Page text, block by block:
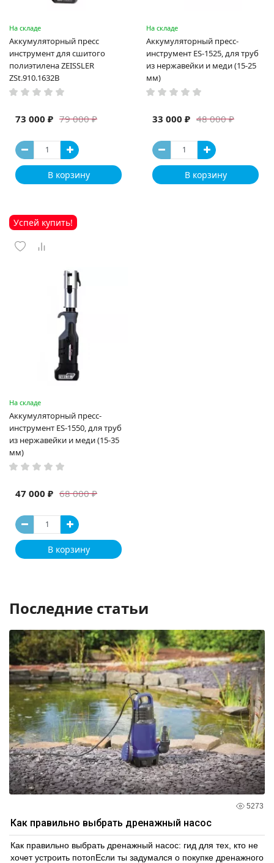
На складе
Аккумуляторный пресс
инструмент для сшитого
полиэтилена ZEISSLER
ZSt.910.1632B
79 000 ₽
73 000 ₽
В корзину
На складе
Аккумуляторный пресс-
инструмент ES-1525, для труб
из нержавейки и меди (15-25
мм)
48 000 ₽
33 000 ₽
В корзину
Успей купить!
На складе
Аккумуляторный пресс-
инструмент ES-1550, для труб
из нержавейки и меди (15-35
мм)
68 000 ₽
47 000 ₽
В корзину
Последние статьи
5273
Как правильно выбрать дренажный насос
Как правильно выбрать дренажный насос: гид для тех, кто не
хочет устроить потопЕсли ты задумался о покупке дренажного